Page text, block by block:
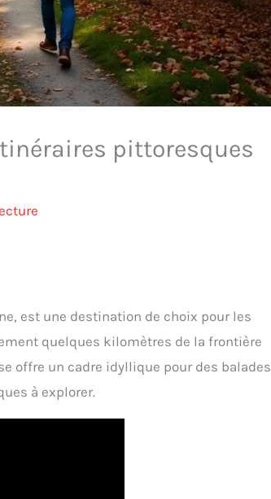
pittoresques
est une destination de choix pour les
quelques kilomètres de la frontière
offre un cadre idyllique pour des balades
à explorer.